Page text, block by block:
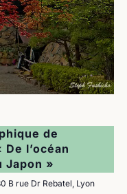
de
l’océan
Japon »
B rue Dr Rebatel, Lyon